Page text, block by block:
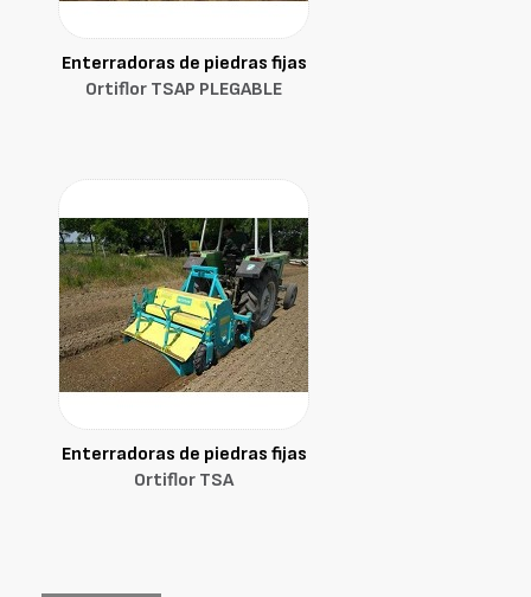
Enterradoras de piedras fijas
Ortiflor TSAP PLEGABLE
Enterradoras de piedras fijas
Ortiflor TSA